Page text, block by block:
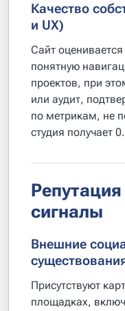
Качество
и UX)
Сайт
понятную
проектов, при
или аудит,
по метрикам, не
студия получает
сигналы
Внешние
Присутствуют
площадках,